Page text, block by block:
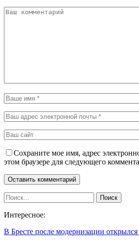
Сохраните мое имя, адрес
этом браузере для следующего
Интересное:
В Бресте после модернизации